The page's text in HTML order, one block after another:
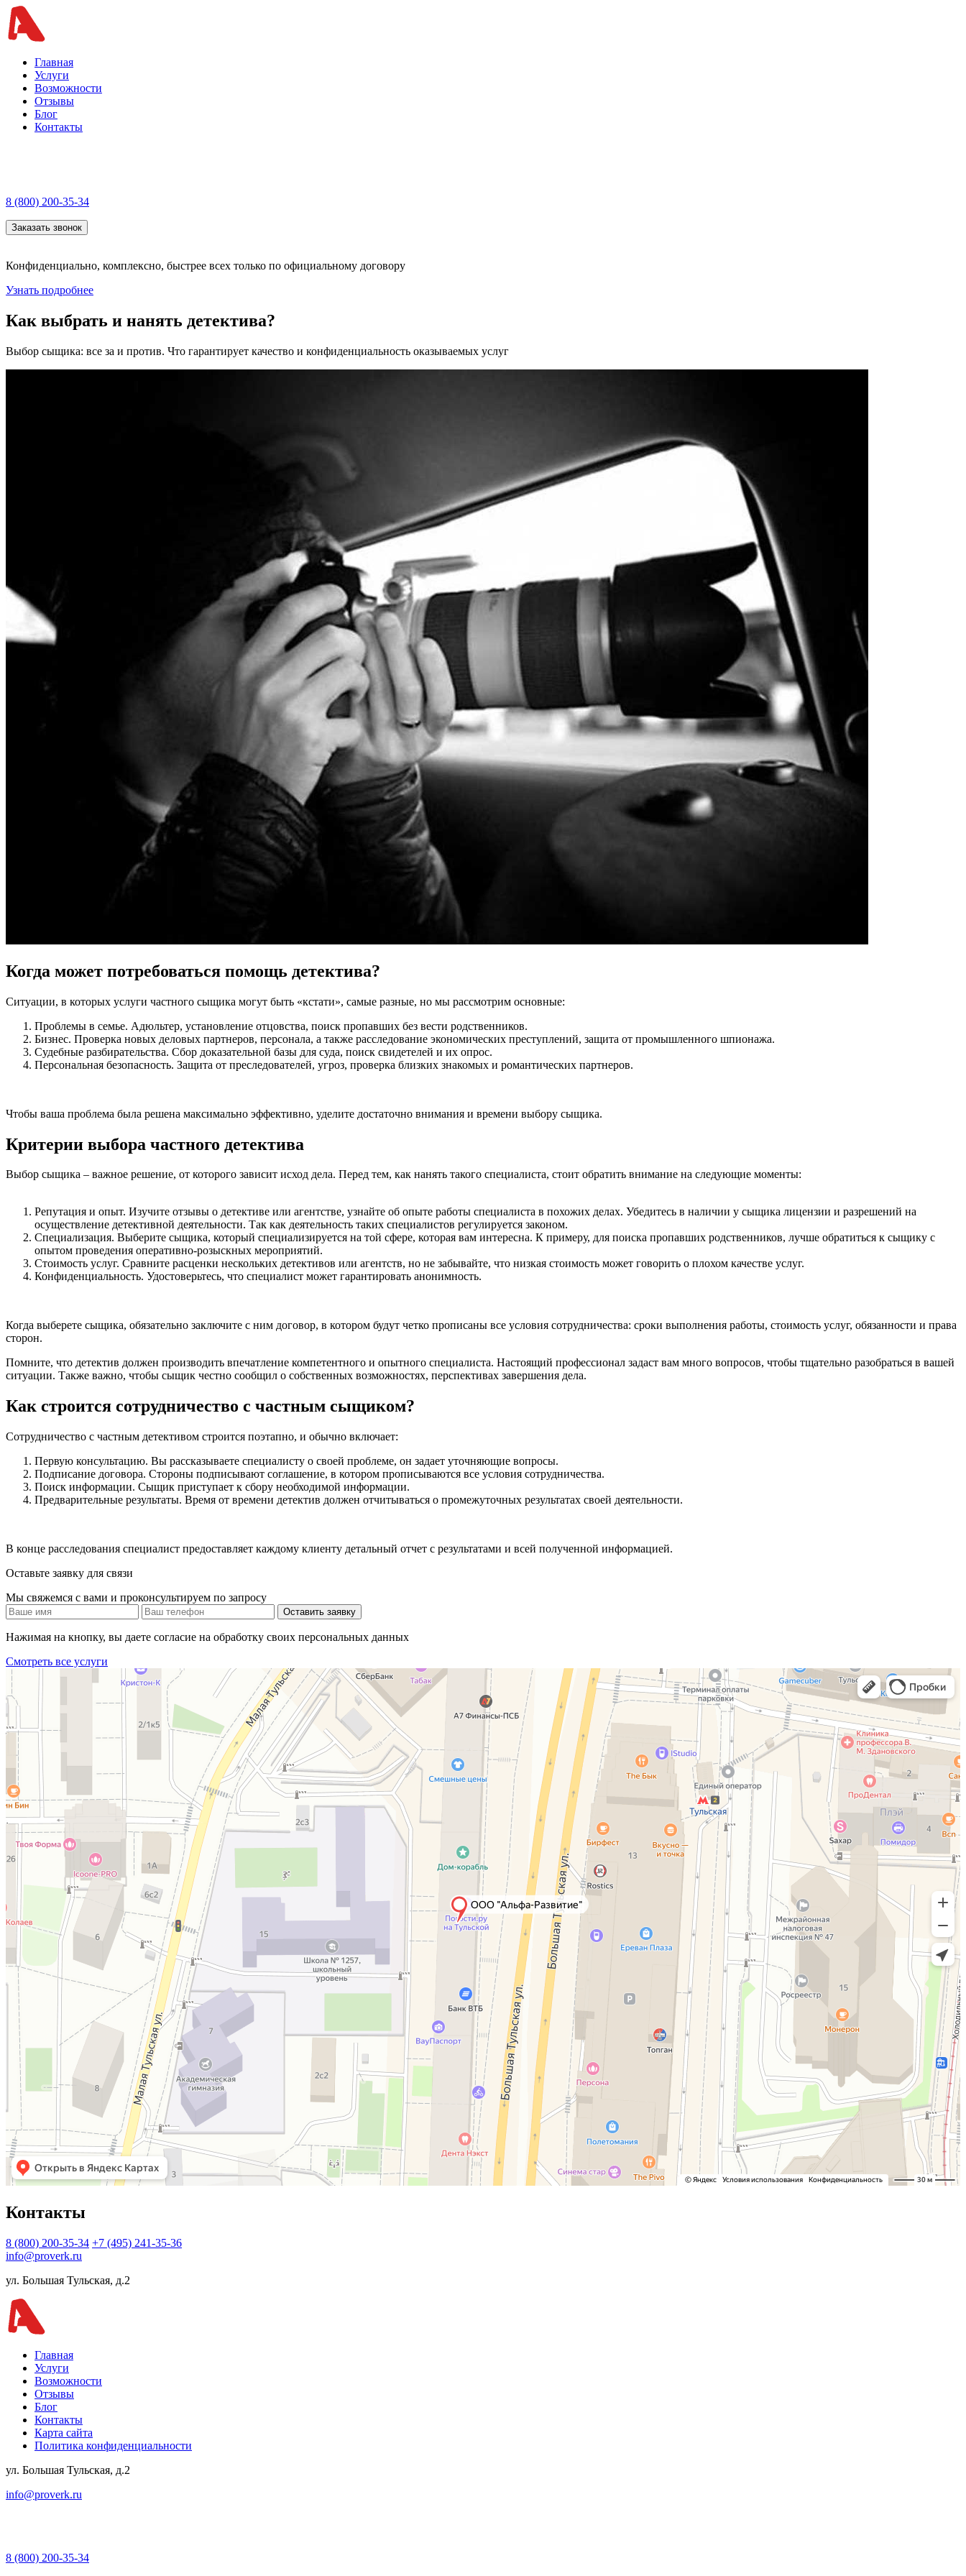
Главная
Услуги
Возможности
Отзывы
Блог
Контакты
8 (800) 200-35-34
Заказать звонок
Конфиденциально, комплексно, быстрее всех только по официальному договору
Узнать подробнее
Как выбрать и нанять детектива?
Выбор сыщика: все за и против. Что гарантирует качество и конфиденциальность оказываемых услуг
Когда может потребоваться помощь детектива?
Ситуации, в которых услуги частного сыщика могут быть «кстати», самые разные, но мы рассмотрим основные:
Проблемы в семье. Адюльтер, установление отцовства, поиск пропавших без вести родственников.
Бизнес. Проверка новых деловых партнеров, персонала, а также расследование экономических преступлений, защита от промышленного шпионажа.
Судебные разбирательства. Сбор доказательной базы для суда, поиск свидетелей и их опрос.
Персональная безопасность. Защита от преследователей, угроз, проверка близких знакомых и романтических партнеров.
Чтобы ваша проблема была решена максимально эффективно, уделите достаточно внимания и времени выбору сыщика.
Критерии выбора частного детектива
Выбор сыщика – важное решение, от которого зависит исход дела. Перед тем, как нанять такого специалиста, стоит обратить внимание на следующие моменты:
Репутация и опыт. Изучите отзывы о детективе или агентстве, узнайте об опыте работы специалиста в похожих делах. Убедитесь в наличии у сыщика лицензии и разрешений на
осуществление детективной деятельности. Так как деятельность таких специалистов регулируется законом.
Специализация. Выберите сыщика, который специализируется на той сфере, которая вам интересна. К примеру, для поиска пропавших родственников, лучше обратиться к сыщику с
опытом проведения оперативно-розыскных мероприятий.
Стоимость услуг. Сравните расценки нескольких детективов или агентств, но не забывайте, что низкая стоимость может говорить о плохом качестве услуг.
Конфиденциальность. Удостоверьтесь, что специалист может гарантировать анонимность.
Когда выберете сыщика, обязательно заключите с ним договор, в котором будут четко прописаны все условия сотрудничества: сроки выполнения работы, стоимость услуг, обязанности и права
сторон.
Помните, что детектив должен производить впечатление компетентного и опытного специалиста. Настоящий профессионал задаст вам много вопросов, чтобы тщательно разобраться в вашей
ситуации. Также важно, чтобы сыщик честно сообщил о собственных возможностях, перспективах завершения дела.
Как строится сотрудничество с частным сыщиком?
Сотрудничество с частным детективом строится поэтапно, и обычно включает:
Первую консультацию. Вы рассказываете специалисту о своей проблеме, он задает уточняющие вопросы.
Подписание договора. Стороны подписывают соглашение, в котором прописываются все условия сотрудничества.
Поиск информации. Сыщик приступает к сбору необходимой информации.
Предварительные результаты. Время от времени детектив должен отчитываться о промежуточных результатах своей деятельности.
В конце расследования специалист предоставляет каждому клиенту детальный отчет с результатами и всей полученной информацией.
Оставьте заявку для связи
Мы свяжемся с вами и проконсультируем по запросу
Оставить заявку
Нажимая на кнопку, вы даете согласие на обработку своих персональных данных
Смотреть все услуги
Контакты
8 (800) 200-35-34 +7 (495) 241-35-36
info@proverk.ru
ул. Большая Тульская, д.2
Главная
Услуги
Возможности
Отзывы
Блог
Контакты
Карта сайта
Политика конфиденциальности
ул. Большая Тульская, д.2
info@proverk.ru
8 (800) 200-35-34